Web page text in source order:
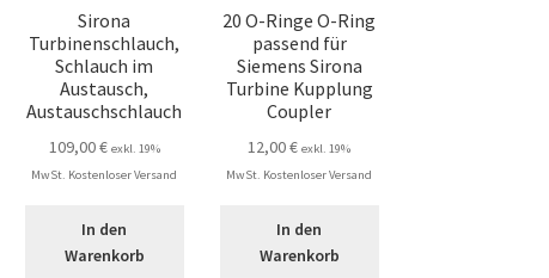
Sirona
Turbinenschlauch,
Schlauch im
Austausch,
Austauschschlauch
109,00€ exkl. 19%
MwSt. Kostenloser Versand
In den
Warenkorb
20 O-Ringe O-Ring
passend für
Siemens Sirona
Turbine Kupplung
Coupler
12,00€ exkl. 19%
MwSt. Kostenloser Versand
In den
Warenkorb